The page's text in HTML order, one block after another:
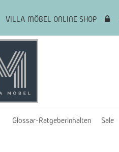
VILLA MÖBEL ONLINE SHOP
Glossar-Ratgeberinhalten Sale